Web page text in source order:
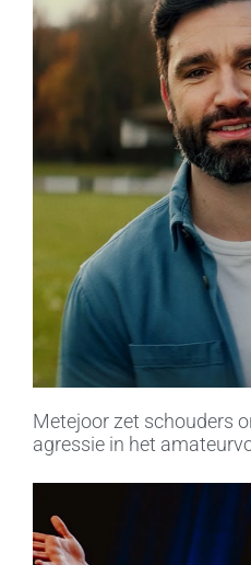
Metejoor zet schouders
agressie in het